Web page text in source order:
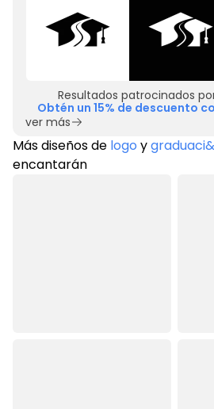
Resultados patrocinados
Obtén un 15% de descuento
ver más
Más diseños de logo y
encantarán